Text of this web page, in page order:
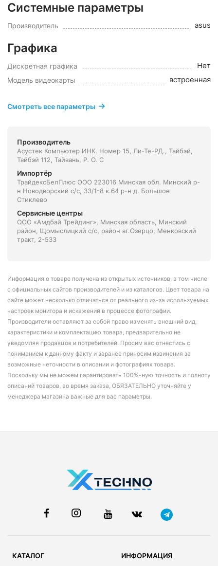
Системные параметры
Производитель asus
Графика
Дискретная графика Нет
Модель видеокарты встроенная
Смотреть все параметры
Производитель
Асустек Компьютер ИНК. Номер 15, Ли-Те-РД., Тайбэй,
Тайбэй 112, Тайвань, Р. О. С
Импортёр
ТрайдексБелПлюс ООО 223016 Минская обл. Минский р-
н Новодворский с/с, 33/1-8 к.64 р-н д. Большое
Стиклево
Сервисные центры
ООО «Амдбай Трейдинг», Минская область, Минский
район, Щомыслицкий с/с, район аг.Озерцо, Менковский
тракт, 2-533
Информация о товаре получена из открытых источников, в том числе
с официальных сайтов производителей и из каталогов. Цвет товара на
сайте может несколько отличаться от реального из-за используемых
настроек монитора и искажений в процессе фотографии.
Производители оставляют за собой право изменять внешний вид,
характеристики и комплектацию товара, предварительно не
уведомляя продавцов и потребителей. Просим вас отнестись с
пониманием к данному факту и заранее приносим извинения за
возможные неточности в описании и фотографиях товара.
Поскольку мы не можем гарантировать 100%-ную точность и полноту
описаний товаров, во время заказа, ОБЯЗАТЕЛЬНО уточняйте у
менеджера магазина важные для вас параметры.
КАТАЛОГ ИНФОРМАЦИЯ